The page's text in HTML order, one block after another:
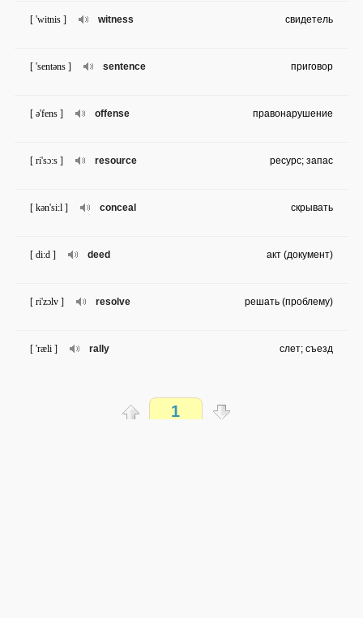
witness
[ 'witnis ] свидетель
sentence
[ 'sentəns ] приговор
offense
[ ə'fens ] правонарушение
resource
[ ri'sɔ:s ] ресурс; запас
conceal
[ kən'si:l ] скрывать
deed
[ di:d ] акт (документ)
resolve
[ ri'zɔlv ] решать (проблему)
rally
[ 'ræli ] слет; съезд
1